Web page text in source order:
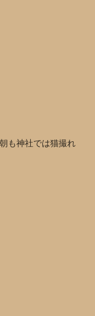
も神社では猫撮れ